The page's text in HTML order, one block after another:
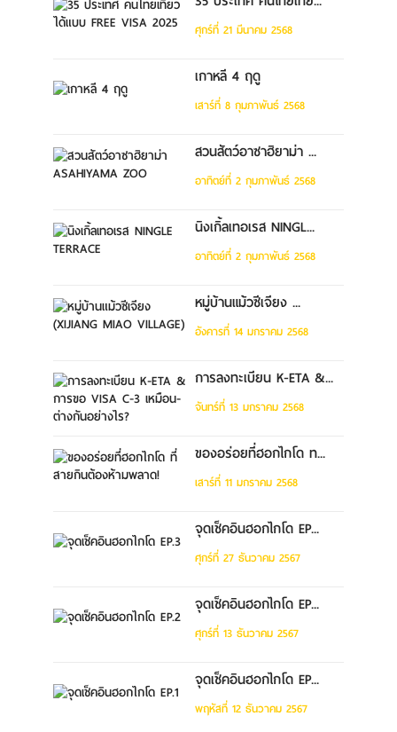
ศุกร์ที่ 21 มีนาคม 2568
เกาหลี 4 ฤดู
เสาร์ที่ 8 กุมภาพันธ์ 2568
สวนสัตว์อาซาฮิยาม่า ...
อาทิตย์ที่ 2 กุมภาพันธ์ 2568
นิงเกิ้ลเทอเรส NINGL...
อาทิตย์ที่ 2 กุมภาพันธ์ 2568
หมู่บ้านแม้วซีเจียง ...
อังคารที่ 14 มกราคม 2568
การลงทะเบียน K-ETA &...
จันทร์ที่ 13 มกราคม 2568
ของอร่อยที่ฮอกไกโด ท...
เสาร์ที่ 11 มกราคม 2568
จุดเช็คอินฮอกไกโด EP...
ศุกร์ที่ 27 ธันวาคม 2567
จุดเช็คอินฮอกไกโด EP...
ศุกร์ที่ 13 ธันวาคม 2567
จุดเช็คอินฮอกไกโด EP...
พฤหัสที่ 12 ธันวาคม 2567